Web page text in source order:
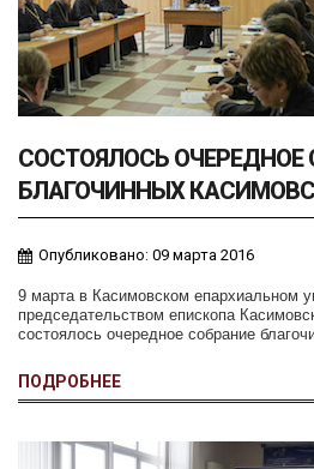
СОСТОЯЛОСЬ ОЧЕРЕДНОЕ
БЛАГОЧИННЫХ
Опубликовано: 09 марта 2016
9 марта в Касимовском епархиальном
председательством епископа
состоялось очередное собрание
ПОДРОБНЕЕ